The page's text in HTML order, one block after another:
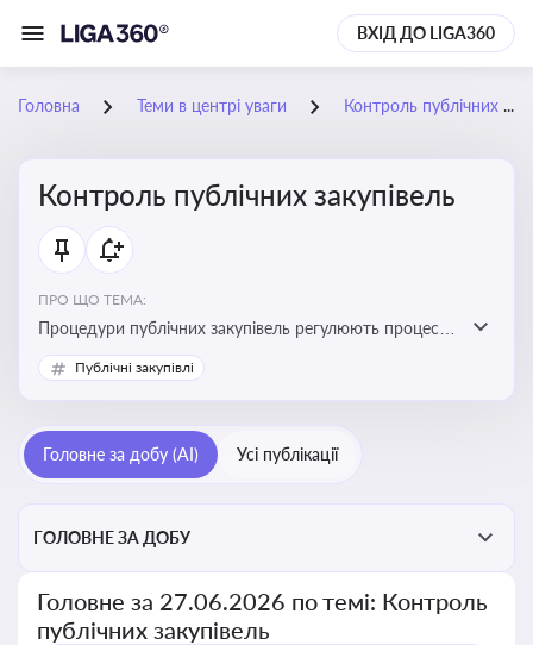
ВХІД ДО LIGA360
Головна Теми в центрі уваги Контроль публічних закупівель
Контроль публічних закупівель
ПРО ЩО ТЕМА:
Процедури публічних закупівель регулюють процес
придбання товарів, робіт і послуг державними
органами та підприємствами. Розуміння цих
юристам і бухгалтерам — забезпечити відповідність
законодавству
Публічні закупівлі
Головне за добу (AI) Усі публікації
ГОЛОВНЕ ЗА ДОБУ
Головне за 27.06.2026 по темі: Контроль
публічних закупівель